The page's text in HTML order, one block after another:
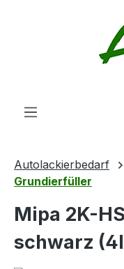
Autolackierbedarf
Grundierfüller
Mipa 2K-
schwarz